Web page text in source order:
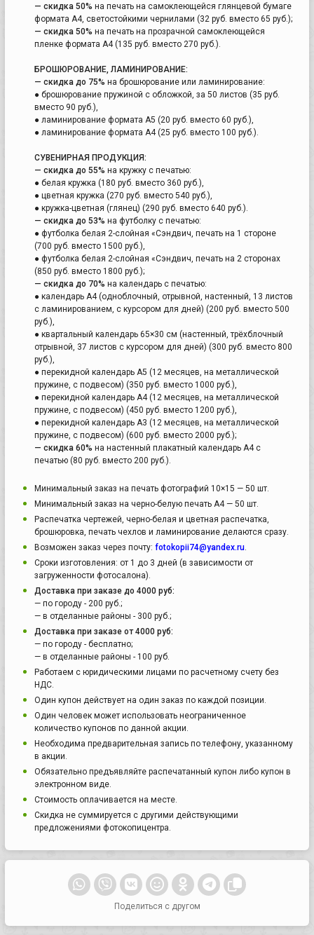
— скидка 50% на печать на самоклеющейся глянцевой бумаге
формата А4, светостойкими чернилами (32 руб. вместо 65 руб.);
— скидка 50% на печать на прозрачной самоклеющейся
пленке формата А4 (135 руб. вместо 270 руб.).
БРОШЮРОВАНИЕ, ЛАМИНИРОВАНИЕ:
— скидка до 75% на брошюрование или ламинирование:
● брошюрование пружиной с обложкой, за 50 листов (35 руб.
вместо 90 руб.),
● ламинирование формата А5 (20 руб. вместо 60 руб.),
● ламинирование формата А4 (25 руб. вместо 100 руб.).
СУВЕНИРНАЯ ПРОДУКЦИЯ:
— скидка до 55% на кружку с печатью:
● белая кружка (180 руб. вместо 360 руб.),
● цветная кружка (270 руб. вместо 540 руб.),
● кружка-цветная (глянец) (290 руб. вместо 640 руб.).
— скидка до 53% на футболку с печатью:
● футболка белая 2-слойная «Сэндвич, печать на 1 стороне
(700 руб. вместо 1500 руб.),
● футболка белая 2-слойная «Сэндвич, печать на 2 сторонах
(850 руб. вместо 1800 руб.);
— скидка до 70% на календарь с печатью:
● календарь А4 (одноблочный, отрывной, настенный, 13 листов
с ламинированием, с курсором для дней) (200 руб. вместо 500
руб.),
● квартальный календарь 65×30 см (настенный, трёхблочный
отрывной, 37 листов с курсором для дней) (300 руб. вместо 800
руб.),
● перекидной календарь А5 (12 месяцев, на металлической
пружине, с подвесом) (350 руб. вместо 1000 руб.),
● перекидной календарь А4 (12 месяцев, на металлической
пружине, с подвесом) (450 руб. вместо 1200 руб.),
● перекидной календарь А3 (12 месяцев, на металлической
пружине, с подвесом) (600 руб. вместо 2000 руб.);
— скидка 60% на настенный плакатный календарь А4 с
печатью (80 руб. вместо 200 руб.).
Минимальный заказ на печать фотографий 10×15 — 50 шт.
Минимальный заказ на черно-белую печать А4 — 50 шт.
Распечатка чертежей, черно-белая и цветная распечатка,
брошюровка, печать чехлов и ламинирование делаются сразу.
Возможен заказ через почту: fotokopii74@yandex.ru
Сроки изготовления: от 1 до 3 дней (в зависимости от
загруженности фотосалона).
Доставка при заказе до 4000 руб:
— по городу - 200 руб.;
— в отделанные районы - 300 руб.;
Доставка при заказе от 4000 руб:
— по городу - бесплатно;
— в отделанные районы - 100 руб.
Работаем с юридическими лицами по расчетному счету без
НДС.
Один купон действует на один заказ по каждой позиции.
Один человек может использовать неограниченное
количество купонов по данной акции.
Необходима предварительная запись по телефону, указанному
в акции.
Обязательно предъявляйте распечатанный купон либо купон в
электронном виде.
Стоимость оплачивается на месте.
Скидка не суммируется с другими действующими
предложениями фотокопицентра.
Поделиться с другом